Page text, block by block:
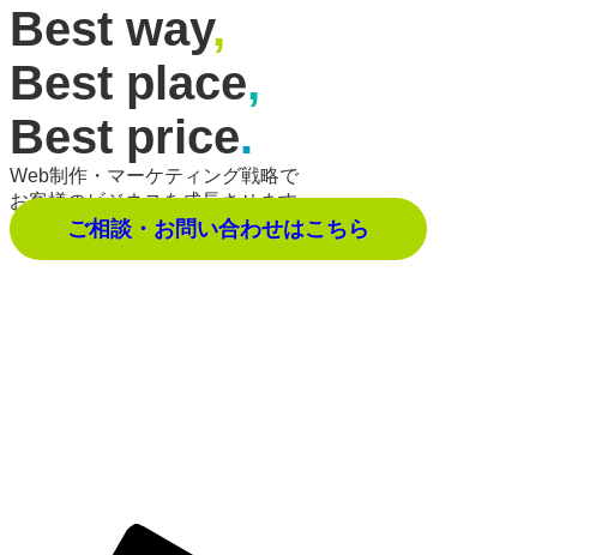
Best way,
Best place,
Best price.
Web制作・マーケティング戦略で
お客様のビジネスを成長させます。
ご相談・お問い合わせはこちら